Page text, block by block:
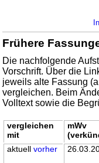
Frühere
Die nachfolgende
Vorschrift. Über die
jeweils alte Fassung
vergleichen. Beim
Volltext sowie die
vergleichen
mit
mWv
aktuellvorher